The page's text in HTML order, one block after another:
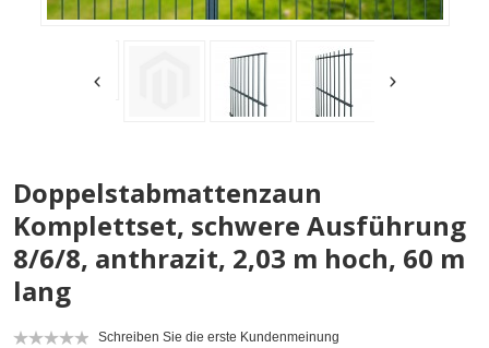
Doppelstabmattenzaun
Komplettset, schwere Ausführung
8/6/8, anthrazit, 2,03 m hoch, 60 m
lang
Schreiben Sie die erste Kundenmeinung